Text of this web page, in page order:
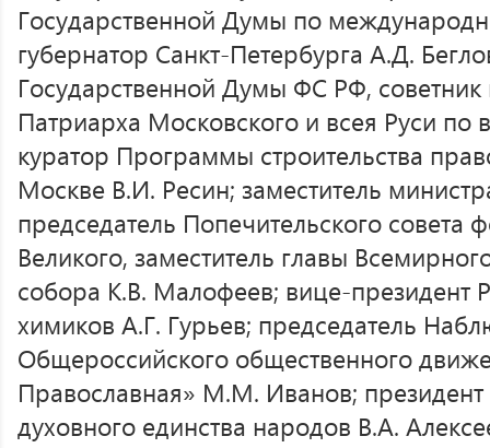
Государственной Думы по
губернатор Санкт-Петербурга А.Д.
Государственной Думы ФС РФ,
Патриарха Московского и всея Руси по
куратор Программы строительства
Москве В.И. Ресин; заместитель
председатель Попечительского совета
Великого, заместитель главы
собора К.В. Малофеев; вице-президент
химиков А.Г. Гурьев; председатель
Общероссийского общественного
Православная» М.М. Иванов;
духовного единства народов В.А.